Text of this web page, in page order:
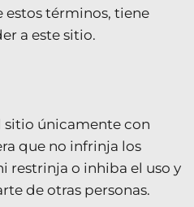
estos términos, tiene
a este sitio.
sitio únicamente con
que no infrinja los
restrinja o inhiba el uso y
de otras personas.